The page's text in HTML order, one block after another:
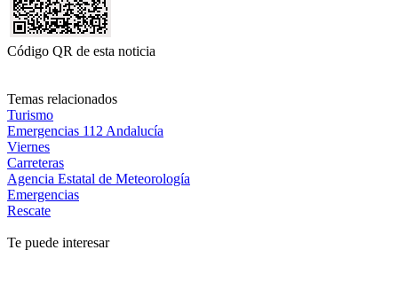
Código QR de esta noticia
Temas relacionados
Turismo
Emergencias 112 Andalucía
Viernes
Carreteras
Agencia Estatal de Meteorología
Emergencias
Rescate
Te puede interesar